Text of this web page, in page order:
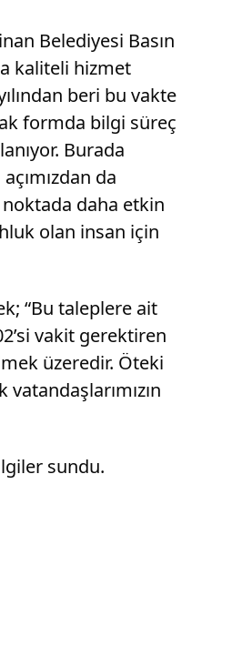
Belediyesi Basın
kaliteli hizmet
beri bu vakte
formda bilgi süreç
Burada
da
noktada daha etkin
olan insan için
“Bu taleplere ait
vakit gerektiren
üzeredir. Öteki
sundu.